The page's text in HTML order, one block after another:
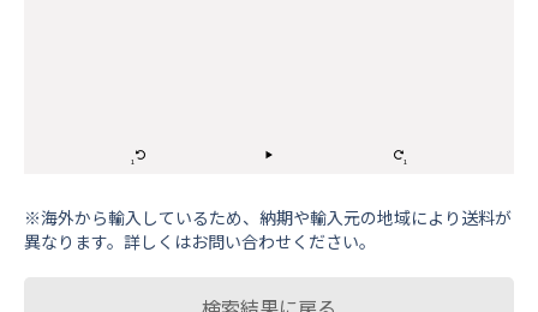
※海外から輸⼊しているため、納期や輸⼊元の地域により送料が
異なります。詳しくはお問い合わせください。